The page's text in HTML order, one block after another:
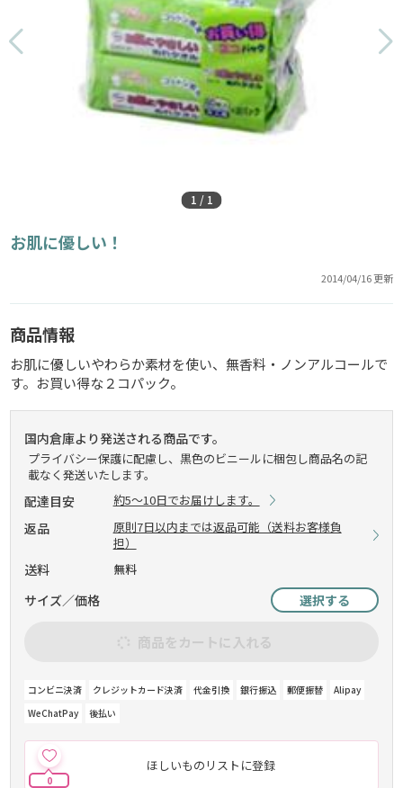
1 / 1
お肌に優しい！
2014/04/16 更新
商品情報
お肌に優しいやわらか素材を使い、無香料・ノンアルコールで
す。お買い得な２コパック。
国内倉庫より発送される商品です。
プライバシー保護に配慮し、黒色のビニールに梱包し商品名の記
載なく発送いたします。
配達目安 約5～10日でお届けします。
返品
原則7日以内までは返品可能（送料お客様負
担）
送料 無料
サイズ／価格 選択する
商品をカートに入れる
コンビニ決済 クレジットカード決済 代金引換 銀行振込 郵便振替
Alipay
WeChatPay
後払い
ほしいものリストに登録
0